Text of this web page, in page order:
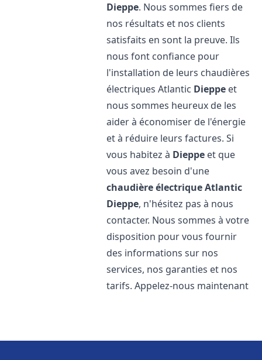
Dieppe. Nous sommes fiers de
nos résultats et nos clients
satisfaits en sont la preuve. Ils
nous font confiance pour
l'installation de leurs chaudières
électriques Atlantic Dieppe et
nous sommes heureux de les
aider à économiser de l'énergie
et à réduire leurs factures. Si
vous habitez à Dieppe et que
vous avez besoin d'une
chaudière électrique Atlantic
Dieppe, n'hésitez pas à nous
contacter. Nous sommes à votre
disposition pour vous fournir
des informations sur nos
services, nos garanties et nos
tarifs. Appelez-nous maintenant